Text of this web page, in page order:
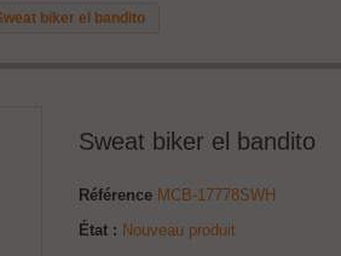
biker el bandito
Sweat biker el bandito
Référence MCB-17778SWH
État : Nouveau produit